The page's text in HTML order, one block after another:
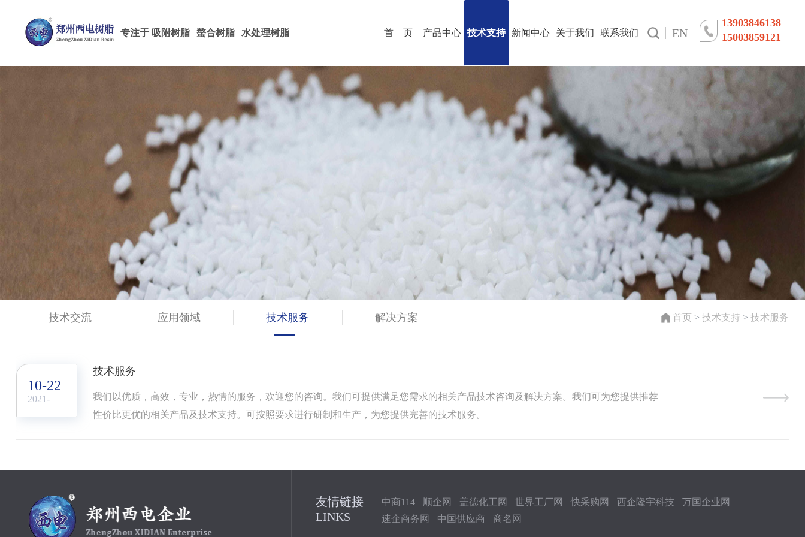
专注于 吸附树脂 螯合树脂 水处理树脂 首 页 产品中心 技术支持 新闻中心 关于我们 联系我们 EN
13903846138
15003859121
技术交流 应用领域 技术服务 解决方案 首页 >技术支持 >技术服务
10-22
2021-
技术服务
我们以优质，高效，专业，热情的服务，欢迎您的咨询。我们可提供满足您需求的相关产品技术咨询及解决方案。我们可为您提供推荐
性价比更优的相关产品及技术支持。可按照要求进行研制和生产，为您提供完善的技术服务。
友情链接
LINKS
中商114 顺企网 盖德化工网 世界工厂网 快采购网 西企隆宇科技
万国企业网
速企商务网
中国供应商 商名网